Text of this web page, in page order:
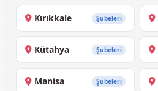
Kırıkkale Şubeleri
Kütahya Şubeleri
Manisa Şubeleri